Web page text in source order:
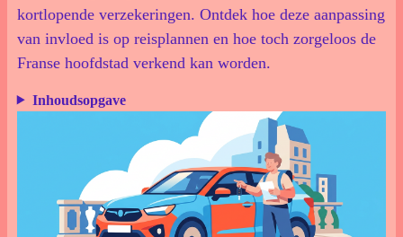
kortlopende verzekeringen. Ontdek hoe deze aanpassing
van invloed is op reisplannen en hoe toch zorgeloos de
Franse hoofdstad verkend kan worden.
Inhoudsopgave